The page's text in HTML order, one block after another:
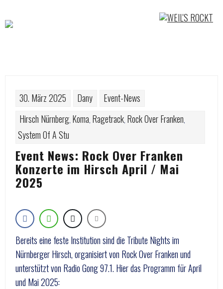
content
30. März 2025 Dany
Event-News
Hirsch Nürnberg, Koma, Ragetrack, Rock Over Franken,
System Of A Stu
Event News: Rock Over Franken
Konzerte im Hirsch April / Mai
2025
Bereits eine feste Institution sind die Tribute Nights im
Nürnberger Hirsch, organisiert von Rock Over Franken und
unterstützt von Radio Gong 97.1. Hier das Programm für April
und Mai 2025: